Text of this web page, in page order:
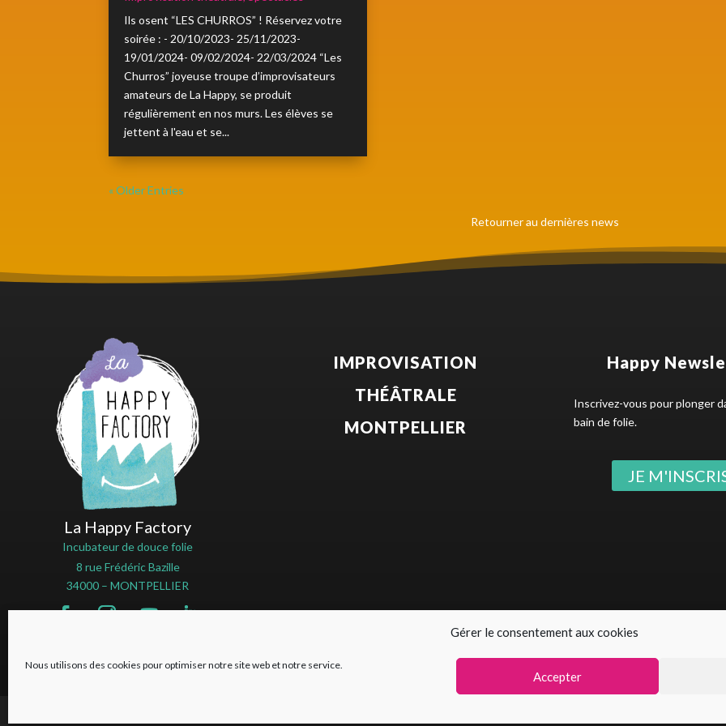
Gérer le consentement aux cookies
Nous utilisons des cookies pour optimiser notre site web et notre service.
Accepter
Ils osent “LES CHURROS” ! Réservez votre
soirée : - 20/10/2023- 25/11/2023-
19/01/2024- 09/02/2024- 22/03/2024 “Les
Churros” joyeuse troupe d’improvisateurs
amateurs de La Happy, se produit
régulièrement en nos murs. Les élèves se
jettent à l'eau et se...
« Older Entries
Retourner au dernières news
La Happy Factory
Incubateur de douce folie
8 rue Frédéric Bazille
34000 – MONTPELLIER
IMPROVISATION
THÉÂTRALE
MONTPELLIER
Happy
Inscrivez-vous pour plonger
bain de folie.
JE
Politique de confidentialité
Conditions Générales de Ventes (CGV)